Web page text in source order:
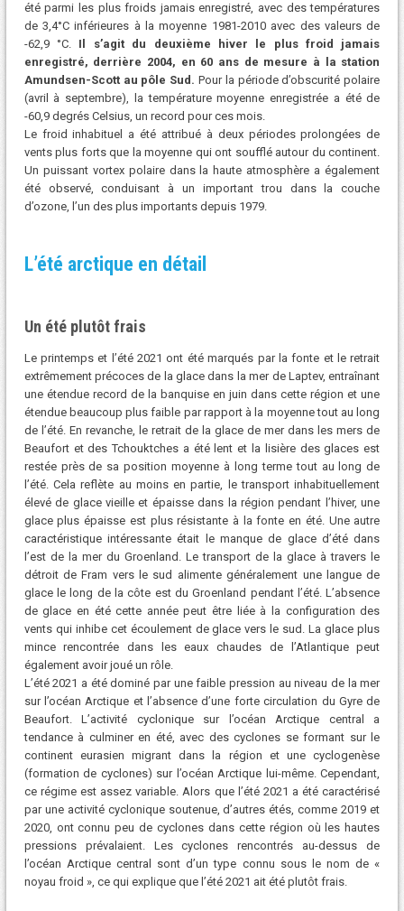
été parmi les plus froids jamais enregistré, avec des températures
de 3,4°C inférieures à la moyenne 1981-2010 avec des valeurs de
-62,9 °C. Il s’agit du deuxième hiver le plus froid jamais
enregistré, derrière 2004, en 60 ans de mesure à la station
Amundsen-Scott au pôle Sud. Pour la période d’obscurité polaire
(avril à septembre), la température moyenne enregistrée a été de
-60,9 degrés Celsius, un record pour ces mois.
Le froid inhabituel a été attribué à deux périodes prolongées de
vents plus forts que la moyenne qui ont soufflé autour du continent.
Un puissant vortex polaire dans la haute atmosphère a également
été observé, conduisant à un important trou dans la couche
d’ozone, l’un des plus importants depuis 1979.
L’été arctique en détail
Un été plutôt frais
Le printemps et l’été 2021 ont été marqués par la fonte et le retrait
extrêmement précoces de la glace dans la mer de Laptev, entraînant
une étendue record de la banquise en juin dans cette région et une
étendue beaucoup plus faible par rapport à la moyenne tout au long
de l’été. En revanche, le retrait de la glace de mer dans les mers de
Beaufort et des Tchouktches a été lent et la lisière des glaces est
restée près de sa position moyenne à long terme tout au long de
l’été. Cela reflète au moins en partie, le transport inhabituellement
élevé de glace vieille et épaisse dans la région pendant l’hiver, une
glace plus épaisse est plus résistante à la fonte en été. Une autre
caractéristique intéressante était le manque de glace d’été dans
l’est de la mer du Groenland. Le transport de la glace à travers le
détroit de Fram vers le sud alimente généralement une langue de
glace le long de la côte est du Groenland pendant l’été. L’absence
de glace en été cette année peut être liée à la configuration des
vents qui inhibe cet écoulement de glace vers le sud. La glace plus
mince rencontrée dans les eaux chaudes de l’Atlantique peut
également avoir joué un rôle.
L’été 2021 a été dominé par une faible pression au niveau de la mer
sur l’océan Arctique et l’absence d’une forte circulation du Gyre de
Beaufort. L’activité cyclonique sur l’océan Arctique central a
tendance à culminer en été, avec des cyclones se formant sur le
continent eurasien migrant dans la région et une cyclogenèse
(formation de cyclones) sur l’océan Arctique lui-même. Cependant,
ce régime est assez variable. Alors que l’été 2021 a été caractérisé
par une activité cyclonique soutenue, d’autres étés, comme 2019 et
2020, ont connu peu de cyclones dans cette région où les hautes
pressions prévalaient. Les cyclones rencontrés au-dessus de
l’océan Arctique central sont d’un type connu sous le nom de «
noyau froid », ce qui explique que l’été 2021 ait été plutôt frais.